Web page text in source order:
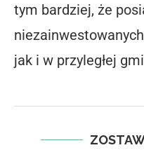
tym bardziej, że
jak i w przyległej